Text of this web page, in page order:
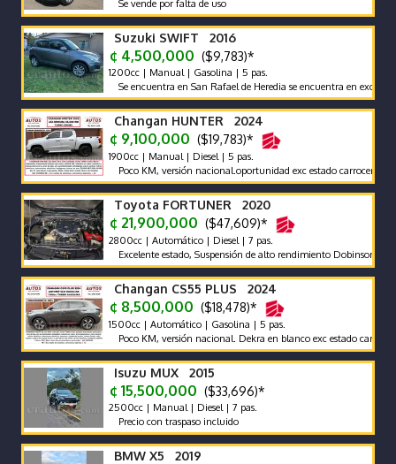
Se vende por falta de uso
Suzuki SWIFT 2016
¢ 4,500,000 ($9,783)*
1200cc | Manual | Gasolina | 5 pas.
Se encuentra en San Rafael de Heredia se encuentra en excelente
Changan HUNTER 2024
¢ 9,100,000 ($19,783)*
1900cc | Manual | Diesel | 5 pas.
Poco KM, versión nacional.oportunidad exc estado carrocería y
Toyota FORTUNER 2020
¢ 21,900,000 ($47,609)*
2800cc | Automático | Diesel | 7 pas.
Excelente estado, Suspensión de alto rendimiento Dobinsons.
Changan CS55 PLUS 2024
¢ 8,500,000 ($18,478)*
1500cc | Automático | Gasolina | 5 pas.
Poco KM, versión nacional. Dekra en blanco exc estado carrocería y
Isuzu MUX 2015
¢ 15,500,000 ($33,696)*
2500cc | Manual | Diesel | 7 pas.
Precio con traspaso incluido
BMW X5 2019